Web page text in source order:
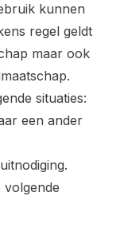
kunnen
regel geldt
maar ook
situaties:
een ander
volgende